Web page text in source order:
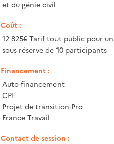
et du génie civil
Coût :
12 825€ Tarif tout public pour
sous réserve de 10 participants
Financement :
Auto-financement
CPF
Projet de transition Pro
France Travail
Contact de session :